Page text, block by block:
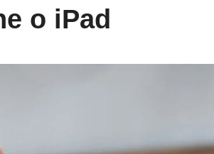
o iPad